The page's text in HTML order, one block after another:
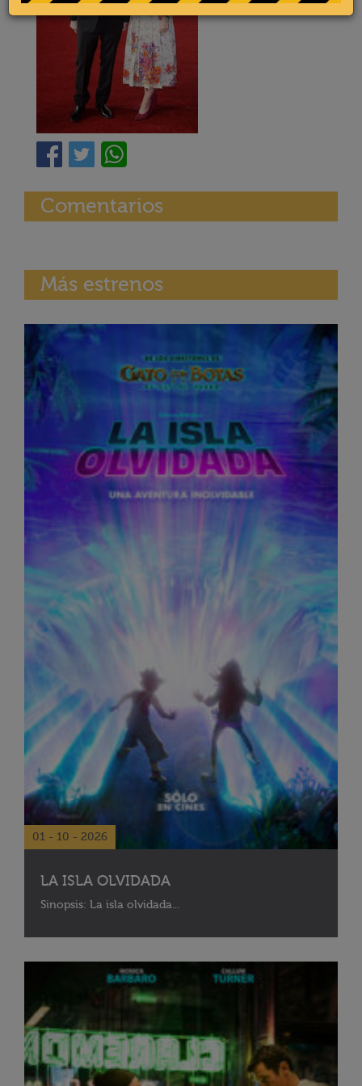
Comentarios
Más estrenos
01 - 10 - 2026
LA ISLA OLVIDADA
Sinopsis: La isla olvidada...